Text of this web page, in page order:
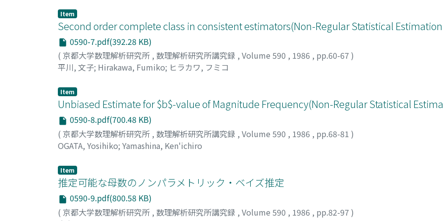
Item
Second order complete class in consistent estimators(Non-Regular Statistical
0590-7.pdf(392.28 KB)
( 京都大学数理解析研究所 , 数理解析研究所講究録 , Volume 590 , 1986 , pp.60-67 )
平川, 文子; Hirakawa, Fumiko; ヒラカワ, フミコ
Item
Unbiased Estimate for $b$-value of Magnitude Frequency(Non-Regular Statistical
0590-8.pdf(700.48 KB)
( 京都大学数理解析研究所 , 数理解析研究所講究録 , Volume 590 , 1986 , pp.68-81 )
OGATA, Yosihiko; Yamashina, Ken'ichiro
Item
推定可能な母数のノンパラメトリック・ベイズ推定
0590-9.pdf(800.58 KB)
( 京都大学数理解析研究所 , 数理解析研究所講究録 , Volume 590 , 1986 , pp.82-97 )